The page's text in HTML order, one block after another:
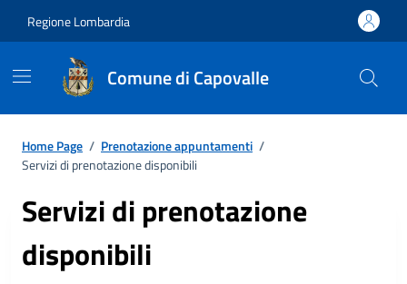
Regione Lombardia
Comune di Capovalle
Home Page / Prenotazione appuntamenti /
Servizi di prenotazione disponibili
Servizi di prenotazione
disponibili